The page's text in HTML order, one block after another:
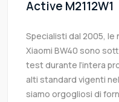
Active M2112W1
Specialisti dal 2005,
Xiaomi BW40 sono
test durante l’intera
alti standard vigenti
siamo orgogliosi di